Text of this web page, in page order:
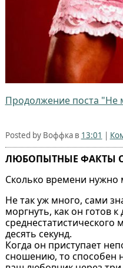
Продолжение поста "Не
Posted by Воффка в 13:01 |
ЛЮБОПЫТНЫЕ ФАКТЫ
Сколько времени нужно
Не так уж много, сами
моргнуть, как он готов
среднестатистического
десять секунд.
Когда он приступает
сношению, то способен